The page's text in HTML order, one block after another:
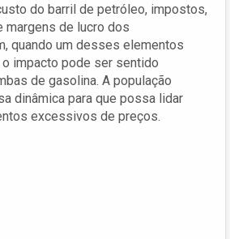
do barril de petróleo, impostos,
de lucro dos
quando um desses elementos
impacto pode ser sentido
de gasolina. A população
dinâmica para que possa lidar
excessivos de preços.